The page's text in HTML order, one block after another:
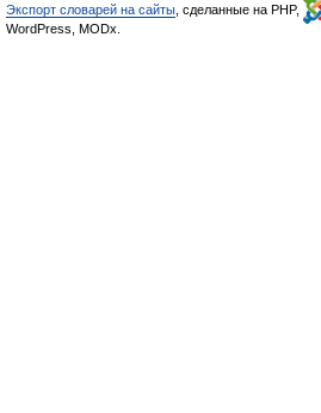
Экспорт словарей на сайты , сделанные на PHP,
WordPress, MODx.